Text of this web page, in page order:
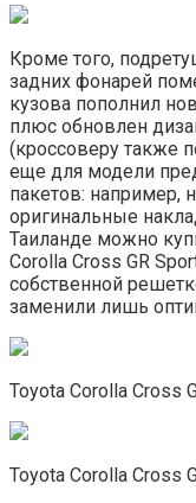
Кроме того,
задних фонарей
кузова пополнил
плюс обновлен
(кроссоверу также
еще для модели
пакетов: например,
оригинальные
Таиланде можно
Corolla Cross GR
собственной
заменили лишь
Toyota Corolla Cross
Toyota Corolla Cross